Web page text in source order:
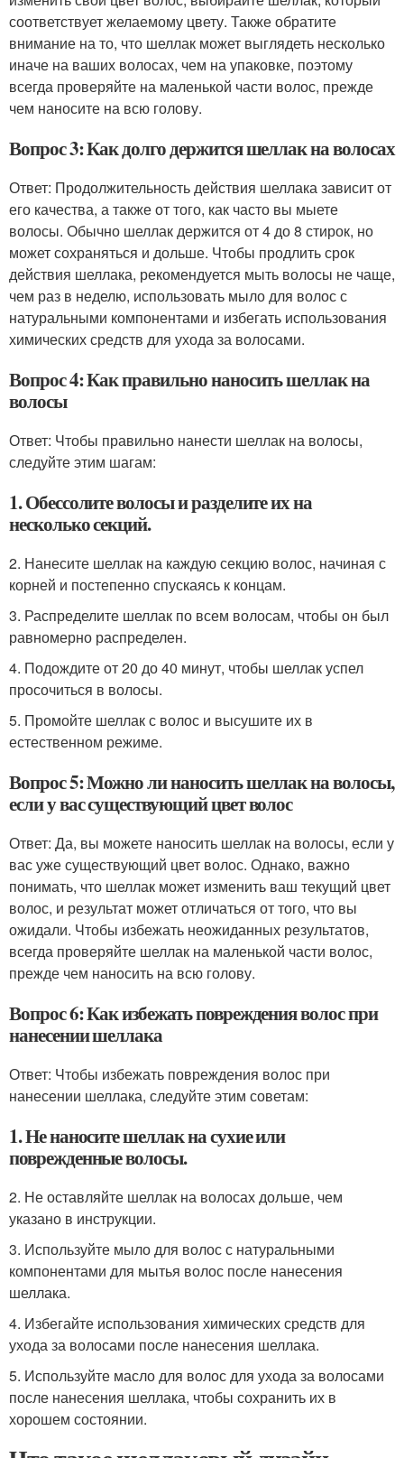
соответствует желаемому цвету. Также обратите
внимание на то, что шеллак может выглядеть несколько
иначе на ваших волосах, чем на упаковке, поэтому
всегда проверяйте на маленькой части волос, прежде
чем наносите на всю голову.
Вопрос 3: Как долго держится шеллак на волосах
Ответ: Продолжительность действия шеллака зависит от
его качества, а также от того, как часто вы мыете
волосы. Обычно шеллак держится от 4 до 8 стирок, но
может сохраняться и дольше. Чтобы продлить срок
действия шеллака, рекомендуется мыть волосы не чаще,
чем раз в неделю, использовать мыло для волос с
натуральными компонентами и избегать использования
химических средств для ухода за волосами.
Вопрос 4: Как правильно наносить шеллак на
волосы
Ответ: Чтобы правильно нанести шеллак на волосы,
следуйте этим шагам:
1. Обессолите волосы и разделите их на
несколько секций.
2. Нанесите шеллак на каждую секцию волос, начиная с
корней и постепенно спускаясь к концам.
3. Распределите шеллак по всем волосам, чтобы он был
равномерно распределен.
4. Подождите от 20 до 40 минут, чтобы шеллак успел
просочиться в волосы.
5. Промойте шеллак с волос и высушите их в
естественном режиме.
Вопрос 5: Можно ли наносить шеллак на волосы,
если у вас существующий цвет волос
Ответ: Да, вы можете наносить шеллак на волосы, если у
вас уже существующий цвет волос. Однако, важно
понимать, что шеллак может изменить ваш текущий цвет
волос, и результат может отличаться от того, что вы
ожидали. Чтобы избежать неожиданных результатов,
всегда проверяйте шеллак на маленькой части волос,
прежде чем наносить на всю голову.
Вопрос 6: Как избежать повреждения волос при
нанесении шеллака
Ответ: Чтобы избежать повреждения волос при
нанесении шеллака, следуйте этим советам:
1. Не наносите шеллак на сухие или
поврежденные волосы.
2. Не оставляйте шеллак на волосах дольше, чем
указано в инструкции.
3. Используйте мыло для волос с натуральными
компонентами для мытья волос после нанесения
шеллака.
4. Избегайте использования химических средств для
ухода за волосами после нанесения шеллака.
5. Используйте масло для волос для ухода за волосами
после нанесения шеллака, чтобы сохранить их в
хорошем состоянии.